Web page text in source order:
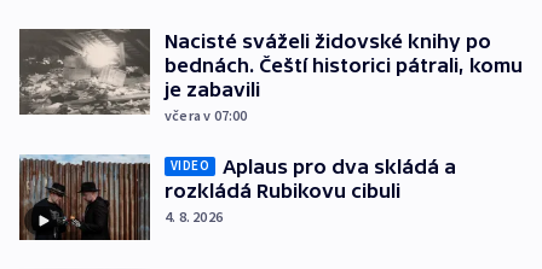
Nacisté sváželi židovské knihy po
bednách. Čeští historici pátrali, komu
je zabavili
včera v 07:00
VIDEO
Aplaus pro dva skládá a
rozkládá Rubikovu cibuli
4. 8. 2026